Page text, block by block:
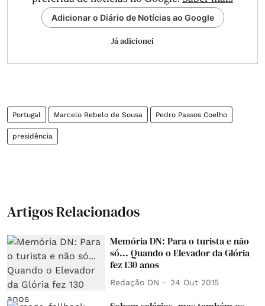
Adicionar o Diário de Notícias ao Google
Já adicionei
Portugal Marcelo Rebelo de Sousa Pedro Passos Coelho
presidência
Artigos Relacionados
Memória DN: Para o turista e não
só... Quando o Elevador da Glória
fez 130 anos
Redação DN 24 Out 2015